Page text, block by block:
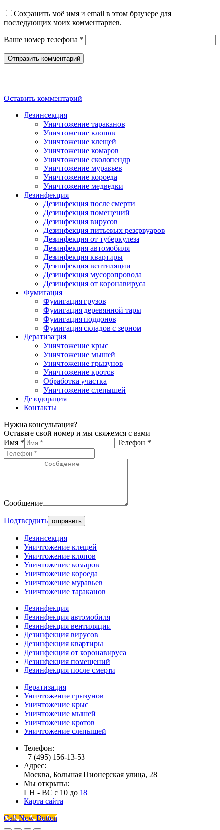
Сохранить моё имя и email в этом браузере для
последующих моих комментариев.
Ваше номер телефона *
Оставить комментарий
Дезинсекция
Уничтожение тараканов
Уничтожение клопов
Уничтожение клещей
Уничтожение комаров
Уничтожение сколопендр
Уничтожение муравьев
Уничтожение короеда
Уничтожение медведки
Дезинфекция
Дезинфекция после смерти
Дезинфекция помещений
Дезинфекция вирусов
Дезинфекция питьевых резервуаров
Дезинфекция от туберкулеза
Дезинфекция автомобиля
Дезинфекция квартиры
Дезинфекция вентиляции
Дезинфекция мусоропровода
Дезинфекция от коронавируса
Фумигация
Фумигация грузов
Фумигация деревянной тары
Фумигация поддонов
Фумигация складов с зерном
Дератизация
Уничтожение крыс
Уничтожение мышей
Уничтожение грызунов
Уничтожение кротов
Обработка участка
Уничтожение слепышей
Дезодорация
Контакты
Нужна консультация?
Оставьте свой номер и мы свяжемся с вами
Имя *
Телефон *
Сообщение
Подтвердить
Дезинсекция
Уничтожение клещей
Уничтожение клопов
Уничтожение комаров
Уничтожение короеда
Уничтожение муравьев
Уничтожение тараканов
Дезинфекция
Дезинфекция автомобиля
Дезинфекция вентиляции
Дезинфекция вирусов
Дезинфекция квартиры
Дезинфекция от коронавируса
Дезинфекция помещений
Дезинфекция после смерти
Дератизация
Уничтожение грызунов
Уничтожение крыс
Уничтожение мышей
Уничтожение кротов
Уничтожение слепышей
Телефон:
+7 (495) 156-13-53
Адрес:
Москва, Большая Пионерская улица, 28
Мы открыты:
ПН - ВС с 10 до 18
Карта сайта
Вверх
Call Now Button